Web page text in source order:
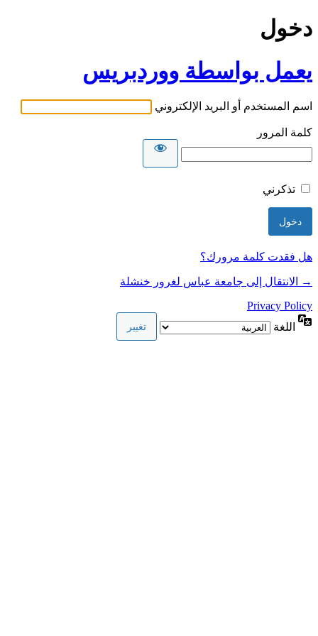
دخول
يعمل بواسطة ووردبريس
اسم المستخدم أو البريد الإلكتروني
كلمة المرور
تذكرني
هل فقدت كلمة مرورك؟
→ الانتقال إلى جامعة عباس لغرور خنشلة
Privacy Policy
اللغة